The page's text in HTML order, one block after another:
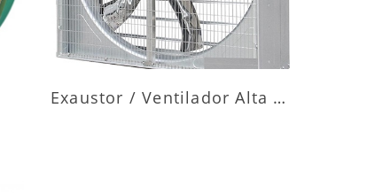
Exaustor / Ventilador Alta Vazão